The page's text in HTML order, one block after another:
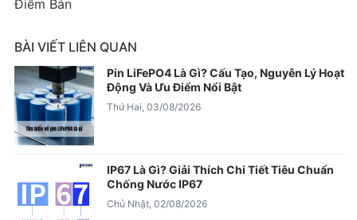
Điểm Bán
BÀI VIẾT LIÊN QUAN
Pin LiFePO4 Là Gì? Cấu Tạo, Nguyên Lý Hoạt
Động Và Ưu Điểm Nổi Bật
Thứ Hai, 03/08/2026
IP67 Là Gì? Giải Thích Chi Tiết Tiêu Chuẩn
Chống Nước IP67
Chủ Nhật, 02/08/2026